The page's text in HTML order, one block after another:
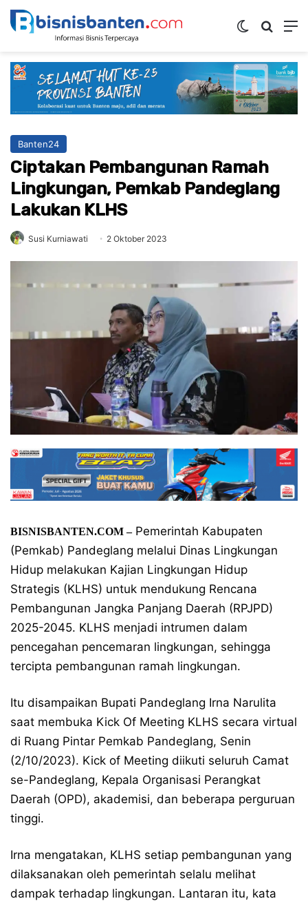
Switch skin
Banten24
Ciptakan Pembangunan Ramah
Lingkungan, Pemkab Pandeglang
Lakukan KLHS
Susi Kurniawati 2 Oktober 2023
BISNISBANTEN.COM –Pemerintah Kabupaten
(Pemkab) Pandeglang melalui Dinas Lingkungan
Hidup melakukan Kajian Lingkungan Hidup
Strategis (KLHS) untuk mendukung Rencana
Pembangunan Jangka Panjang Daerah (RPJPD)
2025-2045. KLHS menjadi intrumen dalam
pencegahan pencemaran lingkungan, sehingga
tercipta pembangunan ramah lingkungan.
Itu disampaikan Bupati Pandeglang Irna Narulita
saat membuka Kick Of Meeting KLHS secara virtual
di Ruang Pintar Pemkab Pandeglang, Senin
(2/10/2023). Kick of Meeting diikuti seluruh Camat
se-Pandeglang, Kepala Organisasi Perangkat
Daerah (OPD), akademisi, dan beberapa perguruan
tinggi.
Irna mengatakan, KLHS setiap pembangunan yang
dilaksanakan oleh pemerintah selalu melihat
dampak terhadap lingkungan. Lantaran itu, kata